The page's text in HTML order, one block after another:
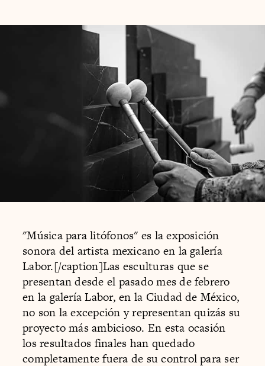
"Música para litófonos" es la exposición
sonora del artista mexicano en la galería
Labor.[/caption]Las esculturas que se
presentan desde el pasado mes de febrero
en la galería Labor, en la Ciudad de México,
no son la excepción y representan quizás su
proyecto más ambicioso. En esta ocasión
los resultados finales han quedado
completamente fuera de su control para ser